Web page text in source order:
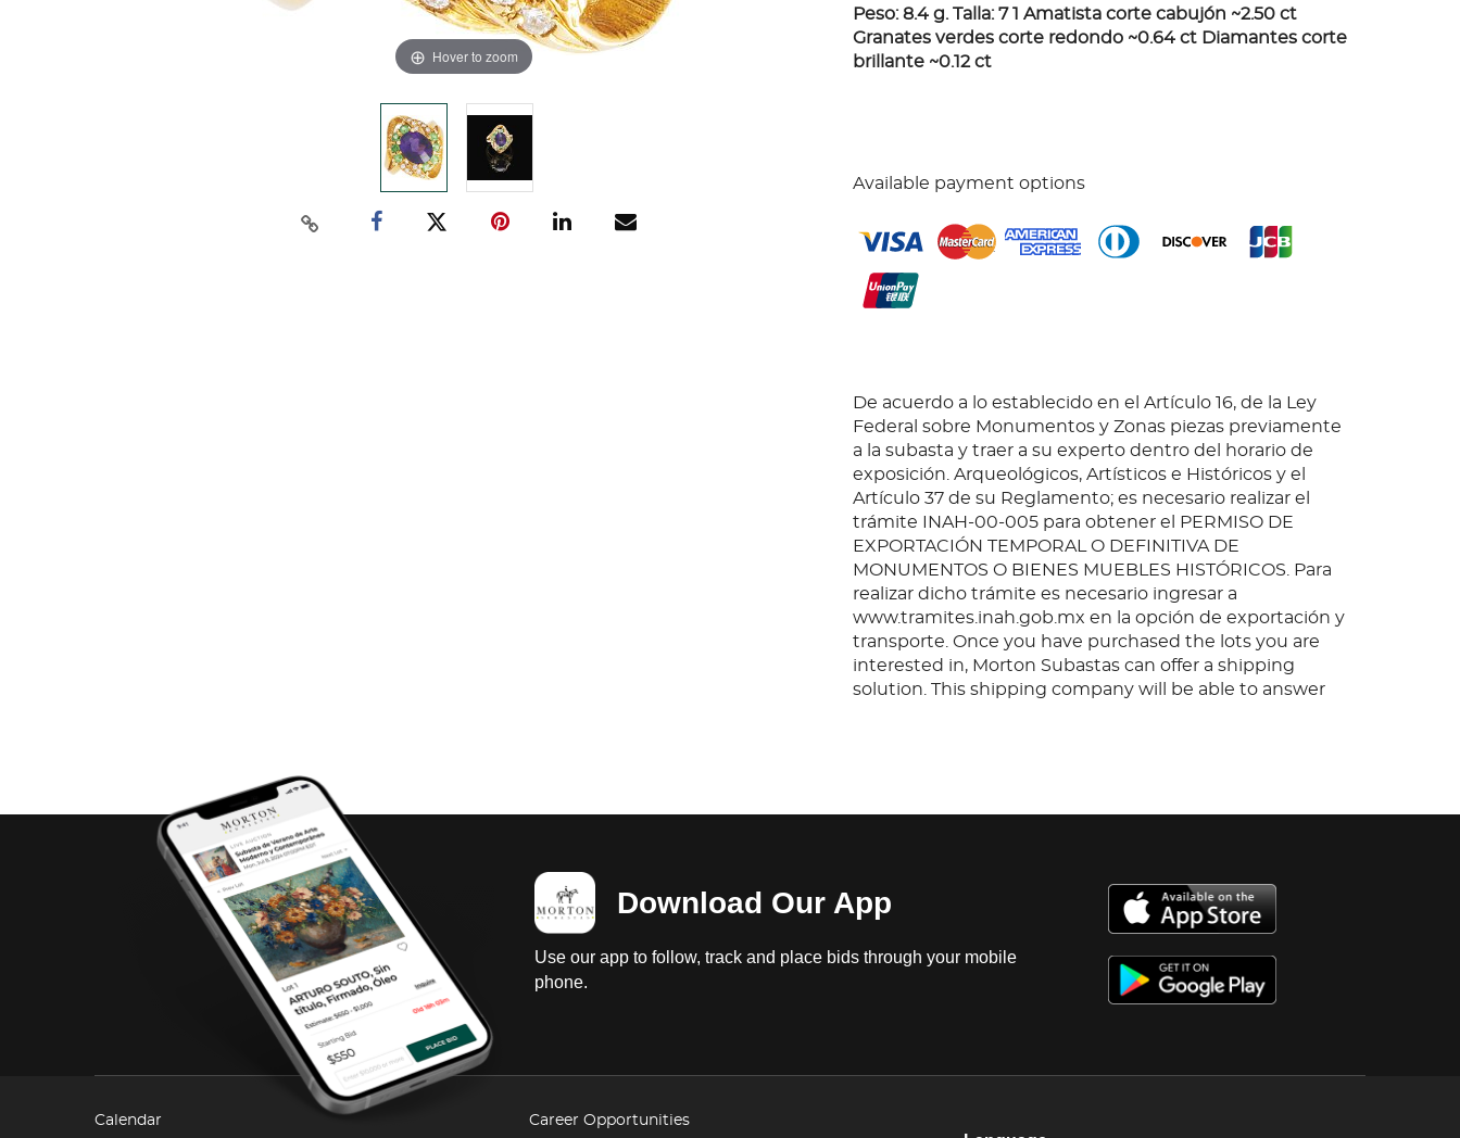
Hover to zoom
Peso: 8.4 g. Talla: 7 1 Amatista corte cabujón ~2.50 ct
Granates verdes corte redondo ~0.64 ct Diamantes corte
brillante ~0.12 ct
Available payment options
De acuerdo a lo establecido en el Artículo 16, de la Ley
Federal sobre Monumentos y Zonas piezas previamente
a la subasta y traer a su experto dentro del horario de
exposición. Arqueológicos, Artísticos e Históricos y el
Artículo 37 de su Reglamento; es necesario realizar el
trámite INAH-00-005 para obtener el PERMISO DE
EXPORTACIÓN TEMPORAL O DEFINITIVA DE
MONUMENTOS O BIENES MUEBLES HISTÓRICOS. Para
realizar dicho trámite es necesario ingresar a
www.tramites.inah.gob.mx en la opción de exportación y
transporte. Once you have purchased the lots you are
interested in, Morton Subastas can offer a shipping
solution. This shipping company will be able to answer
Download Our App
Use our app to follow, track and place bids through your mobile
phone.
Calendar
Career Opportunities